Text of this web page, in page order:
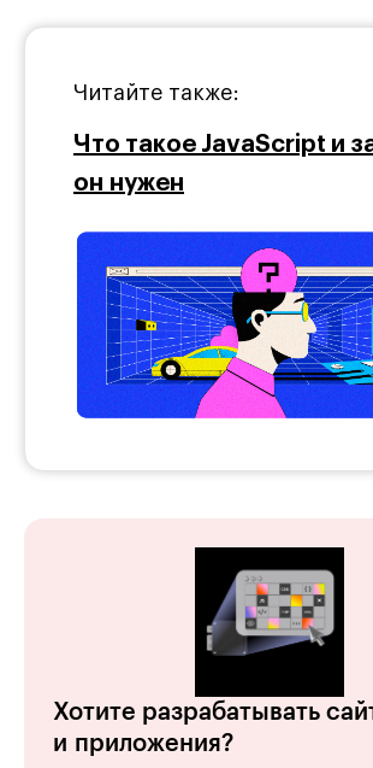
Читайте также:
Что такое JavaScript и
он нужен
Хотите разрабатывать
и приложения?